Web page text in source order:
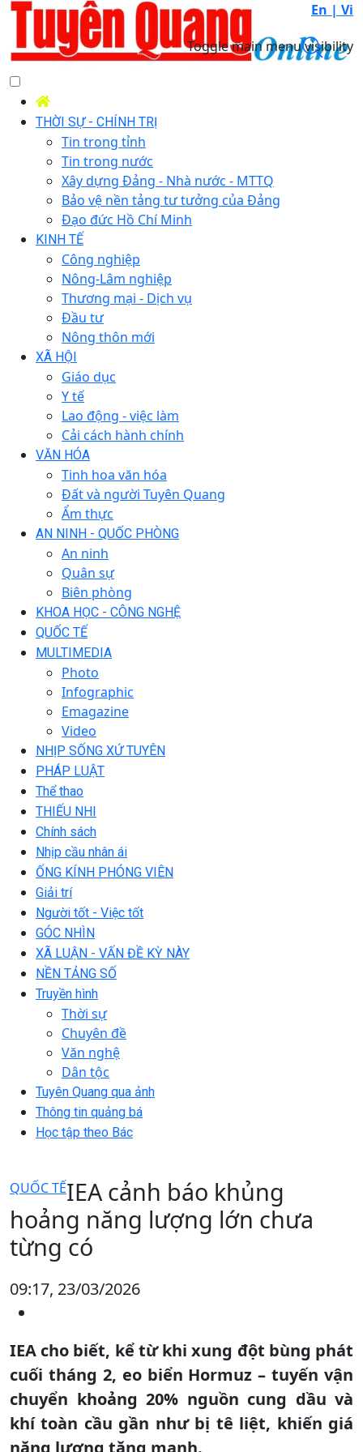
En | Vi
Toggle main menu visibility
THỜI SỰ - CHÍNH TRỊ
Tin trong tỉnh
Tin trong nước
Xây dựng Đảng - Nhà nước - MTTQ
Bảo vệ nền tảng tư tưởng của Đảng
Đạo đức Hồ Chí Minh
KINH TẾ
Công nghiệp
Nông-Lâm nghiệp
Thương mại - Dịch vụ
Đầu tư
Nông thôn mới
XÃ HỘI
Giáo dục
Y tế
Lao động - việc làm
Cải cách hành chính
VĂN HÓA
Tinh hoa văn hóa
Đất và người Tuyên Quang
Ẩm thực
AN NINH - QUỐC PHÒNG
An ninh
Quân sự
Biên phòng
KHOA HỌC - CÔNG NGHỆ
QUỐC TẾ
MULTIMEDIA
Photo
Infographic
Emagazine
Video
NHỊP SỐNG XỨ TUYÊN
PHÁP LUẬT
Thể thao
THIẾU NHI
Chính sách
Nhịp cầu nhân ái
ỐNG KÍNH PHÓNG VIÊN
Giải trí
Người tốt - Việc tốt
GÓC NHÌN
XÃ LUẬN - VẤN ĐỀ KỲ NÀY
NỀN TẢNG SỐ
Truyền hình
Thời sự
Chuyên đề
Văn nghệ
Dân tộc
Tuyên Quang qua ảnh
Thông tin quảng bá
Học tập theo Bác
QUỐC TẾIEA cảnh báo khủng
hoảng năng lượng lớn chưa
từng có
09:17, 23/03/2026
IEA cho biết, kể từ khi xung đột bùng phát
cuối tháng 2, eo biển Hormuz – tuyến vận
chuyển khoảng 20% nguồn cung dầu và
khí toàn cầu gần như bị tê liệt, khiến giá
năng lượng tăng mạnh.